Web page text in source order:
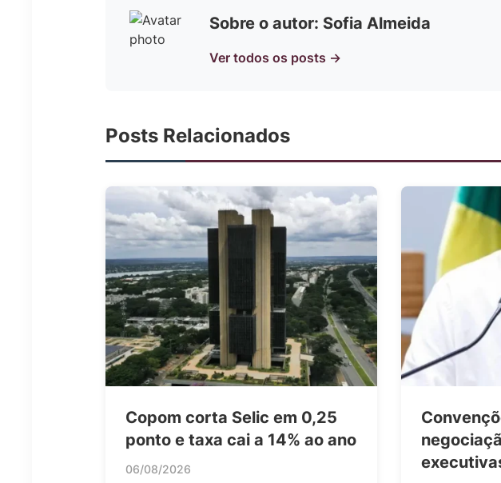
Sobre o autor: Sofia Almeida
Ver todos os posts →
Posts Relacionados
Copom corta Selic em 0,25
ponto e taxa cai a 14% ao ano
06/08/2026